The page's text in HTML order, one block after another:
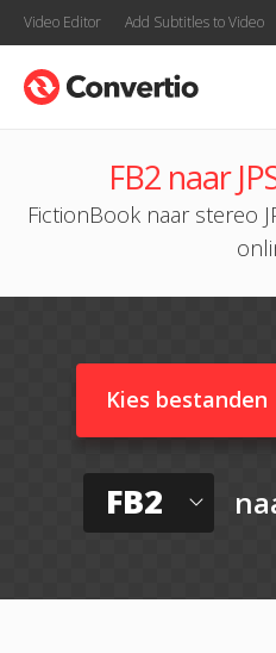
Video Editor Add Subtitles to Video
FB2 naar
FictionBook naar stereo
Kies bestanden
FB2